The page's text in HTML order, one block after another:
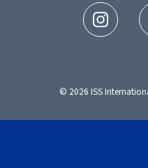
© 2026 ISS